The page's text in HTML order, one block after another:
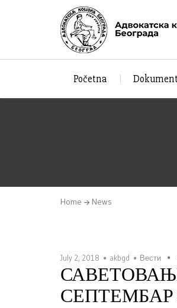
Početna
Home News
July 2, 2018 akbgd Вести
СЕПТЕМБАР